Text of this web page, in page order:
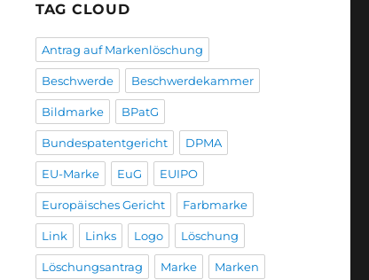
TAG CLOUD
Antrag auf Markenlöschung
Beschwerde Beschwerdekammer
Bildmarke BPatG
Bundespatentgericht DPMA
EU-Marke EuG EUIPO
Europäisches Gericht Farbmarke
Link Links Logo Löschung
Löschungsantrag Marke Marken